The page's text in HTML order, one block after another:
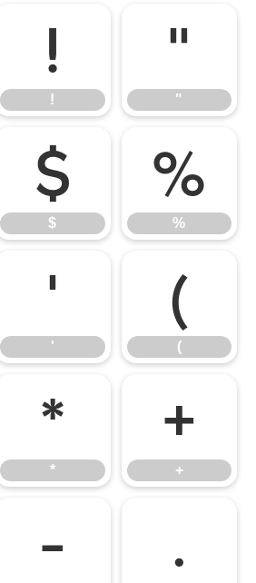
!
!
"
"
$
$
%
%
'
'
(
(
*
*
+
+
- .